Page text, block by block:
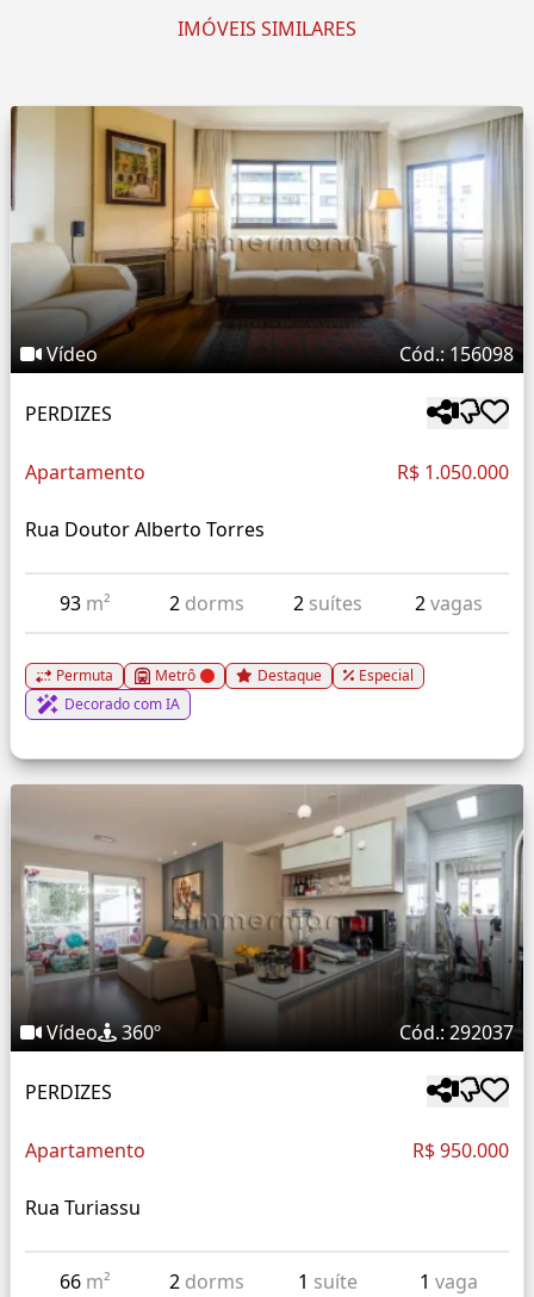
IMÓVEIS SIMILARES
Vídeo Cód.: 156098
PERDIZES
Apartamento R$ 1.050.000
Rua Doutor Alberto Torres
93 m² 2 dorms 2 suítes 2vagas
Permuta Metrô Destaque
Especial
Decorado com IA
Vídeo 360º Cód.: 292037
PERDIZES
Apartamento R$ 950.000
Rua Turiassu
66 m² 2 dorms 1 suíte 1 vaga